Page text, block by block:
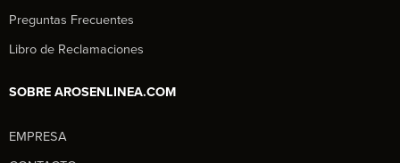
Preguntas Frecuentes
Libro de Reclamaciones
SOBRE AROSENLINEA.COM
EMPRESA